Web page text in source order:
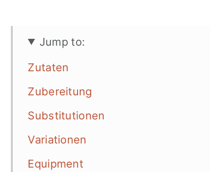
Jump to:
Zutaten
Zubereitung
Substitutionen
Variationen
Equipment